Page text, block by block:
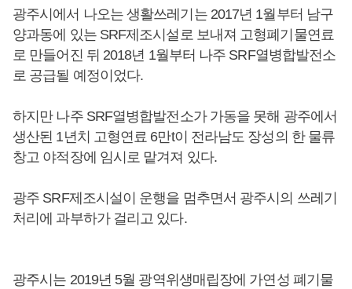
광주시에서 나오는 생활쓰레기는 2017년 1월부터 남구
양과동에 있는 SRF제조시설로 보내져 고형폐기물연료
로 만들어진 뒤 2018년 1월부터 나주 SRF열병합발전소
로 공급될 예정이었다.
하지만 나주 SRF열병합발전소가 가동을 못해 광주에서
생산된 1년치 고형연료 6만t이 전라남도 장성의 한 물류
창고 야적장에 임시로 맡겨져 있다.
광주 SRF제조시설이 운행을 멈추면서 광주시의 쓰레기
처리에 과부하가 걸리고 있다.
광주시는 2019년 5월 광역위생매립장에 가연성 폐기물